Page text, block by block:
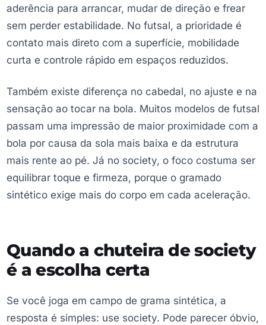
aderência para arrancar, mudar de direção e frear
sem perder estabilidade. No futsal, a prioridade é
contato mais direto com a superfície, mobilidade
curta e controle rápido em espaços reduzidos.
Também existe diferença no cabedal, no ajuste e na
sensação ao tocar na bola. Muitos modelos de futsal
passam uma impressão de maior proximidade com a
bola por causa da sola mais baixa e da estrutura
mais rente ao pé. Já no society, o foco costuma ser
equilibrar toque e firmeza, porque o gramado
sintético exige mais do corpo em cada aceleração.
Quando a chuteira de society
é a escolha certa
Se você joga em campo de grama sintética, a
resposta é simples: use society. Pode parecer óbvio,